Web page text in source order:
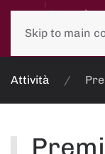
Skip to main
Attività